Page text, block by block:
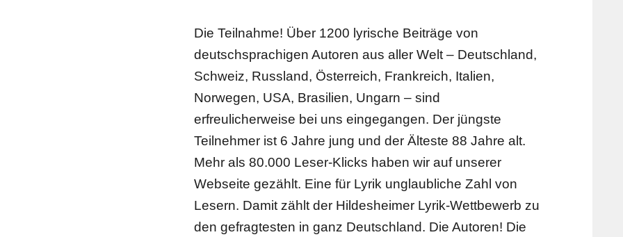
Die Teilnahme! Über 1200 lyrische Beiträge von
deutschsprachigen Autoren aus aller Welt – Deutschland,
Schweiz, Russland, Österreich, Frankreich, Italien,
Norwegen, USA, Brasilien, Ungarn – sind
erfreulicherweise bei uns eingegangen. Der jüngste
Teilnehmer ist 6 Jahre jung und der Älteste 88 Jahre alt.
Mehr als 80.000 Leser-Klicks haben wir auf unserer
Webseite gezählt. Eine für Lyrik unglaubliche Zahl von
Lesern. Damit zählt der Hildesheimer Lyrik-Wettbewerb zu
den gefragtesten in ganz Deutschland. Die Autoren! Die